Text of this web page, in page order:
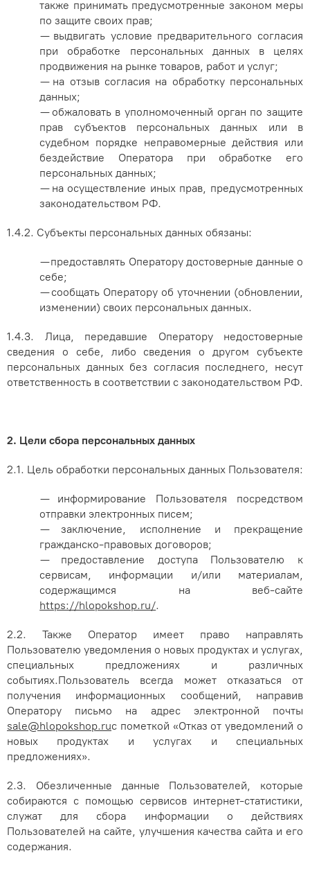
также принимать предусмотренные законом меры
по защите своих прав;
— выдвигать условие предварительного согласия
при обработке персональных данных в целях
продвижения на рынке товаров, работ и услуг;
— на отзыв согласия на обработку персональных
данных;
— обжаловать в уполномоченный орган по защите
прав субъектов персональных данных или в
судебном порядке неправомерные действия или
бездействие Оператора при обработке его
персональных данных;
— на осуществление иных прав, предусмотренных
законодательством РФ.
1.4.2. Субъекты персональных данных обязаны:
— предоставлять Оператору достоверные данные о
себе;
— сообщать Оператору об уточнении (обновлении,
изменении) своих персональных данных.
1.4.3. Лица, передавшие Оператору недостоверные
сведения о себе, либо сведения о другом субъекте
персональных данных без согласия последнего, несут
ответственность в соответствии с законодательством РФ.
2. Цели сбора персональных данных
2.1. Цель обработки персональных данных Пользователя:
— информирование Пользователя посредством
отправки электронных писем;
— заключение, исполнение и прекращение
гражданско-правовых договоров;
— предоставление доступа Пользователю к
сервисам, информации и/или материалам,
содержащимся на веб-сайте
https://hlopokshop.ru/.
2.2. Также Оператор имеет право направлять
Пользователю уведомления о новых продуктах и услугах,
специальных предложениях и различных
событиях.Пользователь всегда может отказаться от
получения информационных сообщений, направив
Оператору письмо на адрес электронной почты
sale@hlopokshop.ruс пометкой «Отказ от уведомлений о
новых продуктах и услугах и специальных
предложениях».
2.3. Обезличенные данные Пользователей, которые
собираются с помощью сервисов интернет-статистики,
служат для сбора информации о действиях
Пользователей на сайте, улучшения качества сайта и его
содержания.